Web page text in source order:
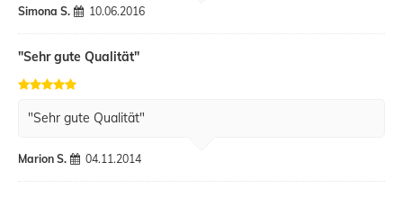
Simona S. 10.06.2016
"Sehr gute Qualität"
"Sehr gute Qualität"
Marion S. 04.11.2014